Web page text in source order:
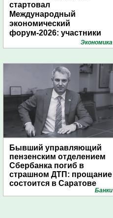
стартовал
Международный
экономический
форум-2026: участники
подготовили креативные
Экономика
Бывший управляющий
пензенским отделением
Сбербанка погиб в
страшном ДТП: прощание
состоится в Саратове
Банки